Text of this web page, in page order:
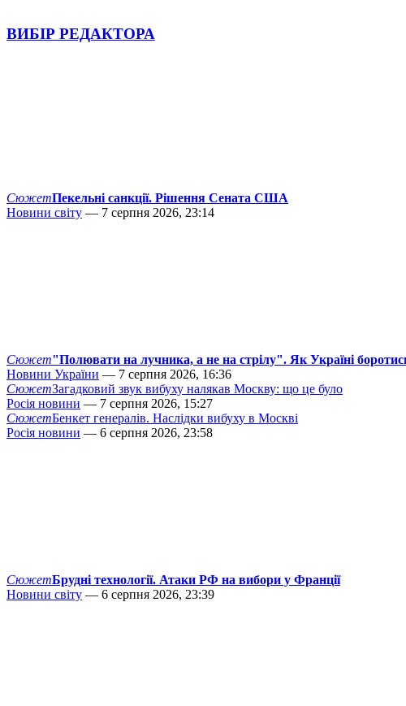
ВИБІР РЕДАКТОРА
СюжетПекельні санкції. Рішення Сената США
Новини світу — 7 серпня 2026, 23:14
Сюжет"Полювати на лучника, а не на стрілу". Як Україні
Новини України — 7 серпня 2026, 16:36
СюжетЗагадковий звук вибуху налякав Москву: що це було
Росія новини — 7 серпня 2026, 15:27
СюжетБенкет генералів. Наслідки вибуху в Москві
Росія новини — 6 серпня 2026, 23:58
СюжетБрудні технології. Атаки РФ на вибори у Франції
Новини світу — 6 серпня 2026, 23:39